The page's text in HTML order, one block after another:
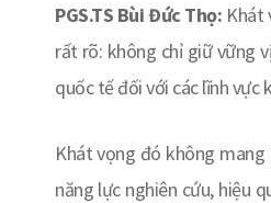
PGS.TS Bùi Đức Thọ: Khát
rất rõ: không chỉ giữ vững
quốc tế đối với các lĩnh vực
Khát vọng đó không
năng lực nghiên cứu, hiệu